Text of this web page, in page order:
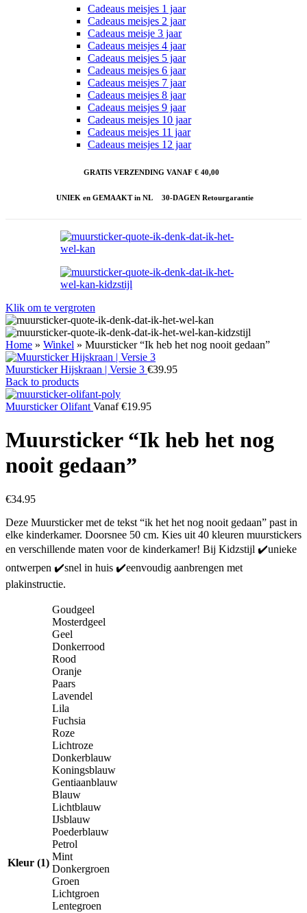
Cadeaus meisjes 1 jaar
Cadeaus meisjes 2 jaar
Cadeaus meisje 3 jaar
Cadeaus meisjes 4 jaar
Cadeaus meisjes 5 jaar
Cadeaus meisjes 6 jaar
Cadeaus meisjes 7 jaar
Cadeaus meisjes 8 jaar
Cadeaus meisjes 9 jaar
Cadeaus meisjes 10 jaar
Cadeaus meisjes 11 jaar
Cadeaus meisjes 12 jaar
GRATIS VERZENDING VANAF € 40,00
UNIEK en GEMAAKT in NL 30-DAGEN Retourgarantie
Klik om te vergroten
Home » Winkel » Muursticker “Ik heb het nog nooit gedaan”
Muursticker Hijskraan | Versie 3 €39.95
Back to products
Muursticker Olifant Vanaf €19.95
Muursticker “Ik heb het nog
nooit gedaan”
€34.95
Deze Muursticker met de tekst “ik het het nog nooit gedaan” past in
elke kinderkamer. Doorsnee 50 cm. Kies uit 40 kleuren muurstickers
en verschillende maten voor de kinderkamer! Bij Kidzstijl ✔️unieke
ontwerpen ✔️snel in huis ✔️eenvoudig aanbrengen met
plakinstructie.
Kleur (1)
Goudgeel
Mosterdgeel
Geel
Donkerrood
Rood
Oranje
Paars
Lavendel
Lila
Fuchsia
Roze
Lichtroze
Donkerblauw
Koningsblauw
Gentiaanblauw
Blauw
Lichtblauw
IJsblauw
Poederblauw
Petrol
Mint
Donkergroen
Groen
Lichtgroen
Lentegroen